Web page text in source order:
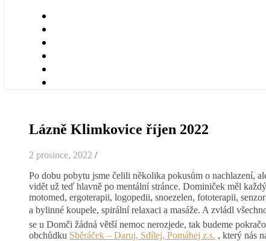
Lázně Klimkovice říjen 2022
2 prosince, 2022 /
Po dobu pobytu jsme čelili několika pokusům o nachlazení,
vidět už teď hlavně po mentální stránce. Dominiček měl
motomed, ergoterapii, logopedii, snoezelen, fototerapii,
a bylinné koupele, spirální relaxaci a masáže. A zvládl
se u Domči žádná větší nemoc nerozjede, tak budeme
obchůdku Sběráček – Daruj, Sdílej, Pomáhej z.s. , který nás